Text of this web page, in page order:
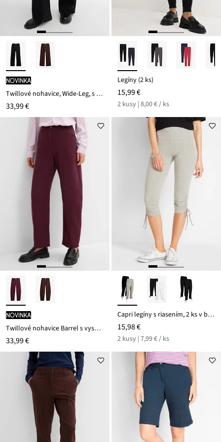
novinka
Twillové nohavice, Wide-Leg, s vysokým pásom
33,99 €
Legíny (2 ks)
15,99 €
2 kusy | 8,00 € / ks
novinka
Twillové nohavice Barrel s vysokým pásom
33,99 €
Capri legíny s riasením, 2 ks v balení
15,98 €
2 kusy | 7,99 € / ks